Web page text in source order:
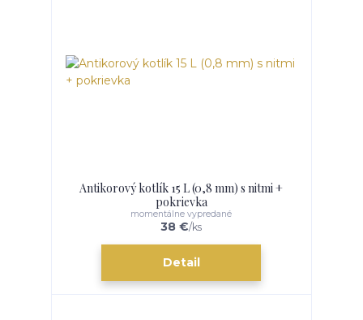
Antikorový kotlík 15 L (0,8 mm) s nitmi +
pokrievka
38 €/ks
momentálne vypredané
Detail